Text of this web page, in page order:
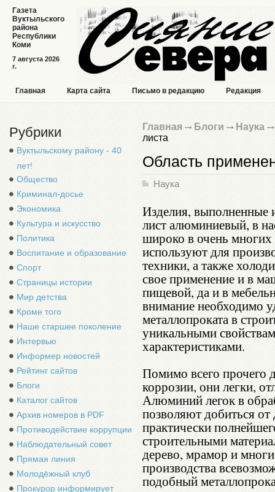
7 августа 2026
г.
Газета
Вуктыльского
района
Республики
Коми
Главная Карта сайта Письмо в редакцию Редакция
Рубрики
Вуктыльскому району - 40
лет!
Общество
Криминал-досье
Экономика
Культура и искусство
Политика
Воспитание и образование
Спорт
Страницы истории
Мир детства
Кроме того
Наше старшее поколение
Интервью
Информер новостей
Рейтинг сайтов
Блоги
Каталог сайтов
Архив номеров в PDF
Противодействие коррупции
Наблюдательный совет
Прямая линия
Молодёжный клуб
Прокурор информирует
Главная Блоги Наука
листа
Область
Наука
Изделия, выполненные
лист алюминиевый, в
широко в очень многих
используют для
техники, а также
свое применение и в
пищевой, да и в
внимание необходимо
металлопроката в
уникальными
характеристиками.
Помимо всего прочего
коррозии, они легки,
Алюминий легок в
позволяют добиться от
практически
строительными
дерево, мрамор и
производства
подобный